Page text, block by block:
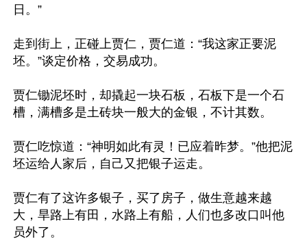
日。”
走到街上，正碰上贾仁，贾仁道：“我这家正要泥
坯。”谈定价格，交易成功。
贾仁锄泥坯时，却撬起一块石板，石板下是一个石
槽，满槽多是土砖块一般大的金银，不计其数。
贾仁吃惊道：“神明如此有灵！已应着昨梦。”他把泥
坯运给人家后，自己又把银子运走。
贾仁有了这许多银子，买了房子，做生意越来越
大，旱路上有田，水路上有船，人们也多改口叫他
员外了。